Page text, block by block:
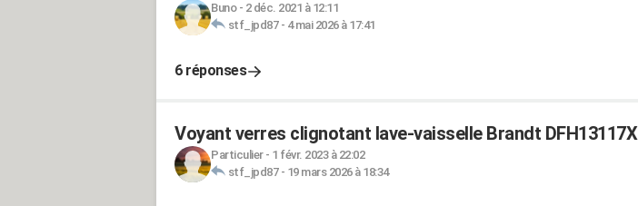
Buno- 2 déc. 2021 à 12:11
stf_jpd87- 4 mai 2026 à 17:41
6 réponses
Voyant verres clignotant lave-vaisselle Brandt DFH13117X
Particulier- 1 févr. 2023 à 22:02
stf_jpd87- 19 mars 2026 à 18:34